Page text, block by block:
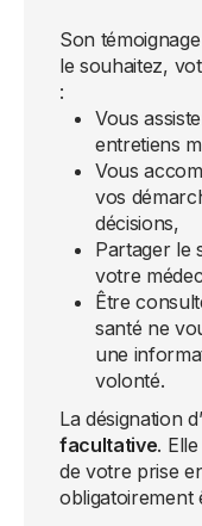
Son
le souhaitez,
:
Vous
entretiens
Vous
vos
décisions,
Partager le
votre
Être
santé ne
une
volonté.
La désignation
facultative.
de votre prise
obligatoirement